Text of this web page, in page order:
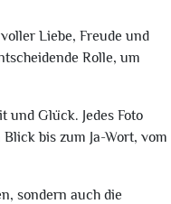
Liebe, Freude und
Rolle, um
und Glück. Jedes Foto
bis zum Ja-Wort, vom
sondern auch die